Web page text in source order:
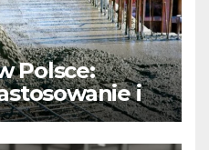
Polsce:
i